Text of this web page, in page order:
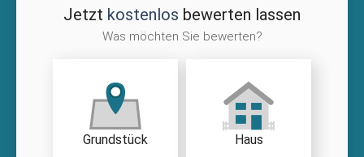
Jetzt kostenlos bewerten lassen
Was möchten Sie bewerten?
Grundstück Haus